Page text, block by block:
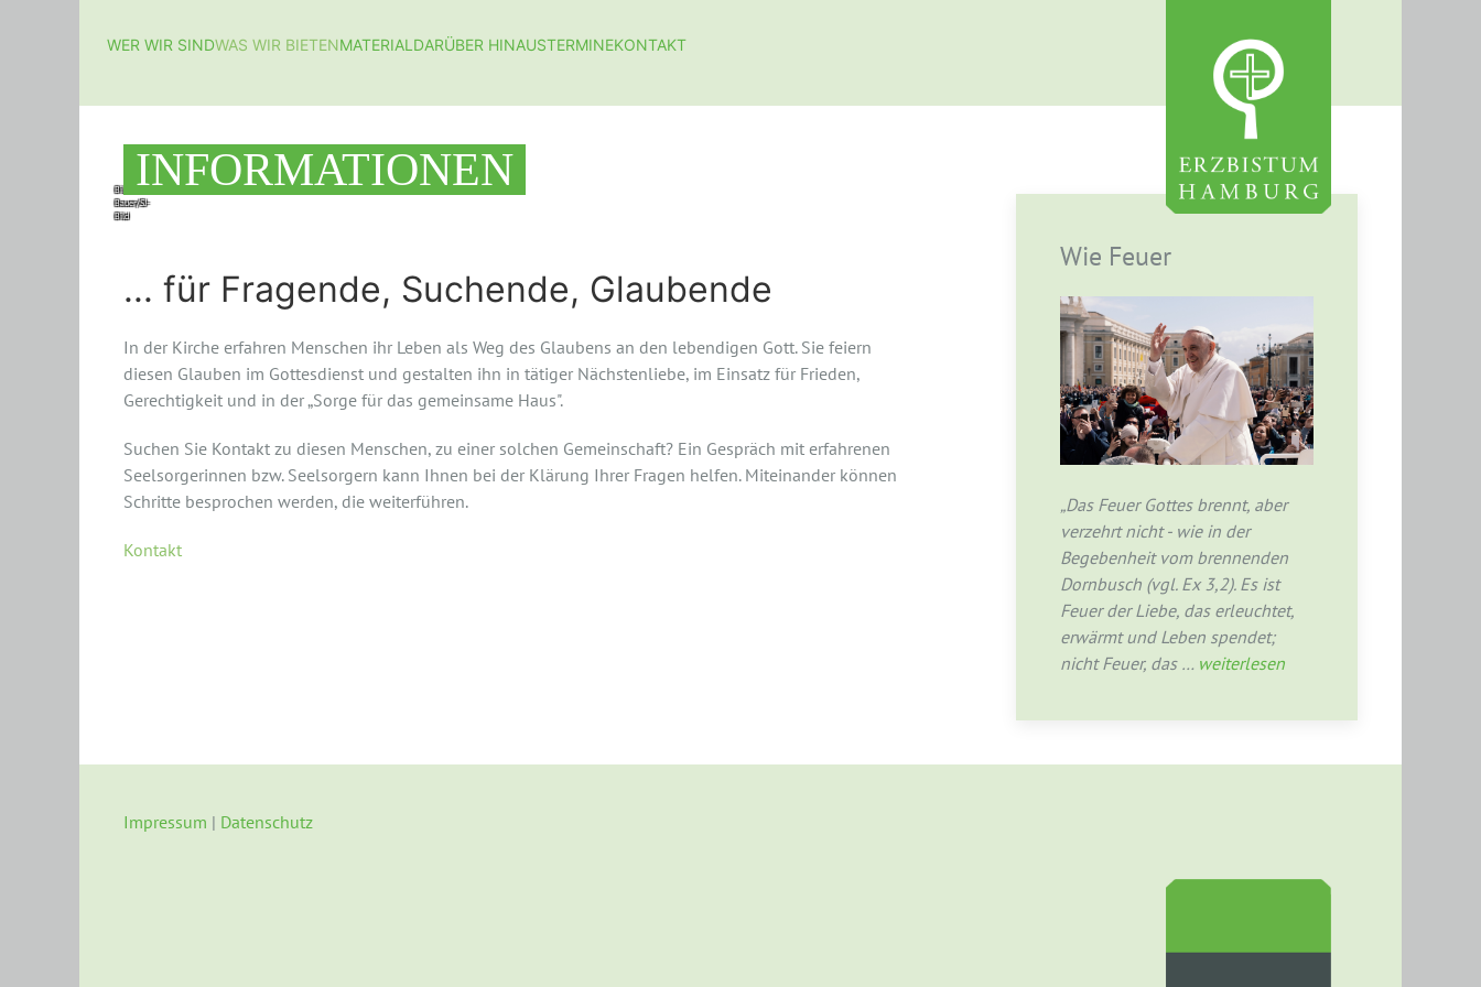
WER WIR SINDWAS WIR BIETENMATERIAL DARÜBER HINAUSTERMINEKONTAKT
Bild:
Bauer/SJ-
Bild
INFORMATIONEN
... für Fragende, Suchende, Glaubende
In der Kirche erfahren Menschen ihr Leben als Weg des Glaubens an den lebendigen Gott. Sie feiern
diesen Glauben im Gottesdienst und gestalten ihn in tätiger Nächstenliebe, im Einsatz für Frieden,
Gerechtigkeit und in der „Sorge für das gemeinsame Haus".
Suchen Sie Kontakt zu diesen Menschen, zu einer solchen Gemeinschaft? Ein Gespräch mit erfahrenen
Seelsorgerinnen bzw. Seelsorgern kann Ihnen bei der Klärung Ihrer Fragen helfen. Miteinander können
Schritte besprochen werden, die weiterführen.
Kontakt
Wie Feuer
„Das Feuer Gottes brennt, aber
verzehrt nicht - wie in der
Begebenheit vom brennenden
Dornbusch (vgl. Ex 3,2). Es ist
Feuer der Liebe, das erleuchtet,
erwärmt und Leben spendet;
nicht Feuer, das … weiterlesen
Impressum | Datenschutz